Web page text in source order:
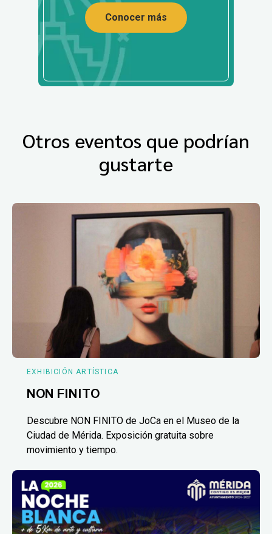
Conocer más
Otros eventos que podrían
gustarte
EXHIBICIÓN ARTÍSTICA
NON FINITO
Descubre NON FINITO de JoCa en el Museo de la
Ciudad de Mérida. Exposición gratuita sobre
movimiento y tiempo.